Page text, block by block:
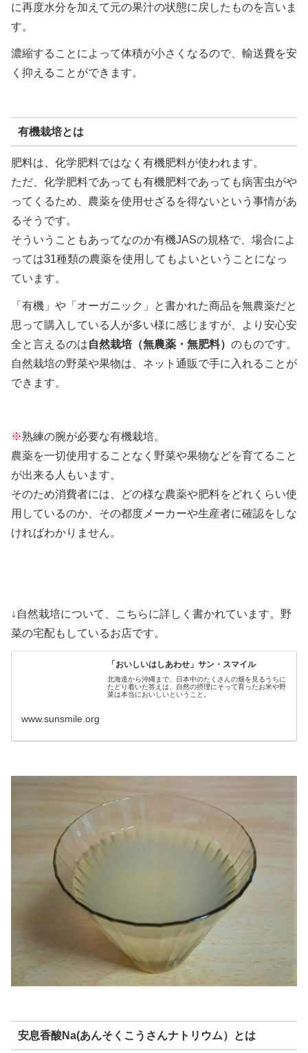
に再度水分を加えて元の果汁の状態に戻したものを言いま
す。
濃縮することによって体積が小さくなるので、輸送費を安
く抑えることができます。
有機栽培とは
肥料は、化学肥料ではなく有機肥料が使われます。
ただ、化学肥料であっても有機肥料であっても病害虫がや
ってくるため、農薬を使用せざるを得ないという事情があ
るそうです。
そういうこともあってなのか有機JASの規格で、場合によ
っては31種類の農薬を使用してもよいということになっ
ています。
「有機」や「オーガニック」と書かれた商品を無農薬だと
思って購入している人が多い様に感じますが、より安心安
全と言えるのは自然栽培（無農薬・無肥料） のものです。
自然栽培の野菜や果物は、ネット通販で手に入れることが
できます。
※熟練の腕が必要な有機栽培。
農薬を一切使用することなく野菜や果物などを育てること
が出来る人もいます。
そのため消費者には、どの様な農薬や肥料をどれくらい使
用しているのか、その都度メーカーや生産者に確認をしな
ければわかりません。
↓自然栽培について、こちらに詳しく書かれています。野
菜の宅配もしているお店です。
「おいしいはしあわせ」サン・スマイル
北海道から沖縄まで、日本中のたくさんの畑を見るうちに
たどり着いた答えは、自然の摂理にそって育ったお米や野
菜は本当においしいということ。
www.sunsmile.org
安息香酸Na(あんそくこうさんナトリウム）とは